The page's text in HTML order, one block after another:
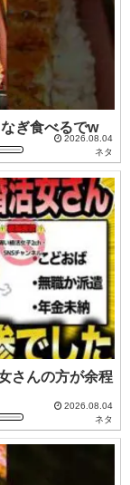
ぎ食べるでw
2026.08.04
ネタ
さんの方が余程
2026.08.04
ネタ